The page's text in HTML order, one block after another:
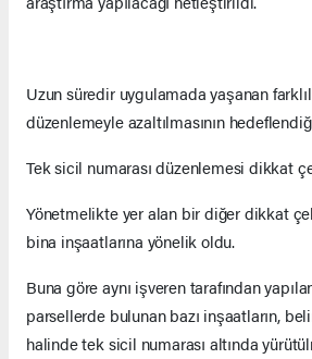
Uzun süredir uygulamada yaşanan
düzenlemeyle azaltılmasının
Tek sicil numarası düzenlemesi dikkat
Yönetmelikte yer alan bir diğer dikkat
bina inşaatlarına yönelik oldu.
Buna göre aynı işveren tarafından
parsellerde bulunan bazı inşaatların,
halinde tek sicil numarası altında